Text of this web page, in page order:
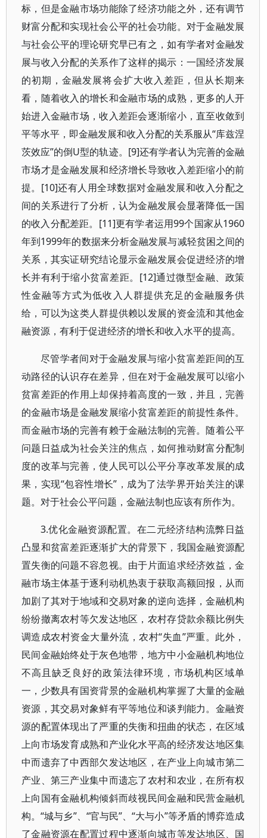
标，但是金融市场功能除了经济功能之外，还有调节
财富分配和实现社会公平的社会功能。对于金融发展
与社会公平的理论研究早已有之，如有学者对金融发
展与收入分配的关系作了这样的揭示：一国经济发展
的初期，金融发展将会扩大收入差距，但从长期来
看，随着收入的增长和金融市场的成熟，更多的人开
始进入金融市场，收入差距会逐渐缩小，直至收敛到
平等水平，即金融发展和收入分配的关系服从“库兹涅
茨效应”的倒U型的轨迹。[9]还有学者认为完善的金融
市场才是金融发展和经济增长导致收入差距缩小的前
提。[10]还有人用全球数据对金融发展和收入分配之
间的关系进行了分析，认为金融发展会显著降低一国
的收入分配差距。[11]更有学者运用99个国家从1960
年到1999年的数据来分析金融发展与减轻贫困之间的
关系，其实证研究结论显示金融发展会促进经济的增
长并有利于缩小贫富差距。[12]通过微型金融、政策
性金融等方式为低收入人群提供充足的金融服务供
给，可以为这类人群提供赖以发展的资金流和其他金
融资源，有利于促进经济的增长和收入水平的提高。
尽管学者间对于金融发展与缩小贫富差距间的互
动路径的认识存在差异，但在对于金融发展可以缩小
贫富差距的作用上却保持着高度的一致，并且，完善
的金融市场是金融发展缩小贫富差距的前提性条件。
而金融市场的完善有赖于金融法制的完善。随着公平
问题日益成为社会关注的焦点，如何推动财富分配制
度的改革与完善，使人民可以公平分享改革发展的成
果，实现“包容性增长”，成为了法学界开始关注的课
题。对于社会公平问题，金融法制也应该有所作为。
3.优化金融资源配置。在二元经济结构流弊日益
凸显和贫富差距逐渐扩大的背景下，我国金融资源配
置失衡的问题不容忽视。由于片面追求经济效益，金
融市场主体基于逐利动机热衷于获取高额回报，从而
加剧了其对于地域和交易对象的逆向选择，金融机构
纷纷撤离农村等欠发达地区，农村存贷款余额比例失
调造成农村资金大量外流，农村“失血”严重。此外，
民间金融始终处于灰色地带，地方中小金融机构地位
不高且缺乏良好的政策法律环境，市场机构区域单
一，少数具有国资背景的金融机构掌握了大量的金融
资源，其交易对象鲜有平等地位和谈判能力。金融资
源的配置体现出了严重的失衡和扭曲的状态，在区域
上向市场发育成熟和产业化水平高的经济发达地区集
中而遗弃了中西部欠发达地区，在产业上向城市第二
产业、第三产业集中而遗忘了农村和农业，在所有权
上向国有金融机构倾斜而歧视民间金融和民营金融机
构。“城与乡”、“官与民”、“大与小”等矛盾的博弈造成
了金融资源在配置过程中逐渐向城市等发达地区、国